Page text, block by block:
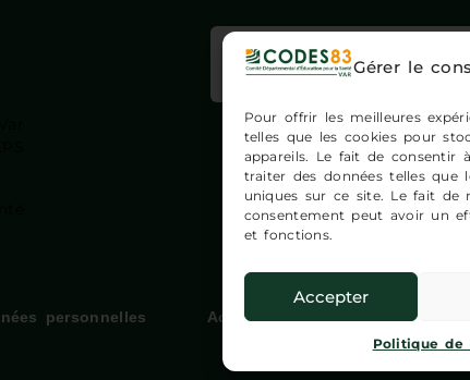
Gérer le
Pour offrir les meilleures
telles que les cookies pour
appareils. Le fait de consentir
traiter des données telles
uniques sur ce site. Le fait de
consentement peut avoir un
et fonctions.
Accepter
Politique de
Inscription
personnelles Accessibilité Plan du site